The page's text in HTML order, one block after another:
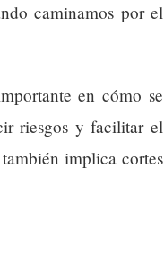
caminamos por el
en cómo se
riesgos y facilitar el
implica cortes